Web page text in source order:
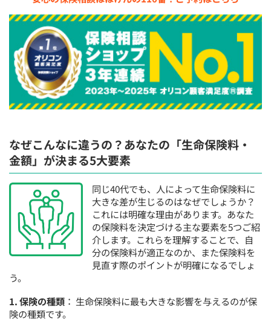
なぜこんなに違うの？あなたの「生命保険料・
金額」が決まる5大要素
同じ40代でも、人によって生命保険料に
大きな差が生じるのはなぜでしょうか？
これには明確な理由があります。あなた
の保険料を決定づける主な要素を5つご紹
介します。これらを理解することで、自
分の保険料が適正なのか、また保険料を
見直す際のポイントが明確になるでしょ
う。
1. 保険の種類 ： 生命保険料に最も大きな影響を与えるのが保
険の種類です。